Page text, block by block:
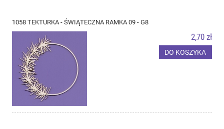
1058 TEKTURKA - ŚWIĄTECZNA RAMKA 09 - G8
2,70 zł
DO KOSZYKA